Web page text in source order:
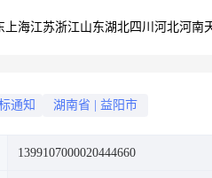
上海江苏浙江山东湖北四川 河北河南
通知 湖南省 益阳市
1399107000020444660